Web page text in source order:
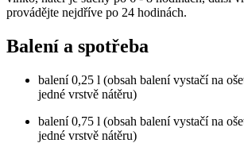
provádějte nejdříve po 24 hodinách.
Balení a spotřeba
balení 0,25 l (obsah balení vystačí na
jedné vrstvě nátěru)
balení 0,75 l (obsah balení vystačí na
jedné vrstvě nátěru)